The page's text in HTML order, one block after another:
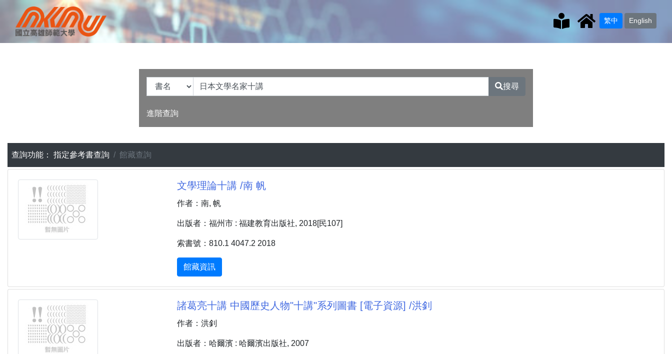
繁中 English
搜尋
進階查詢
查詢功能： 指定參考書查詢 館藏查詢
文學理論十講 /南 帆
作者：南, 帆
出版者：福州市 : 福建教育出版社, 2018[民107]
索書號：810.1 4047.2 2018
館藏資訊
諸葛亮十講 中國歷史人物"十講"系列圖書 [電子資源] /洪釗
作者：洪釗
出版者：哈爾濱 : 哈爾濱出版社, 2007